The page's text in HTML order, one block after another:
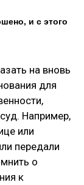
и с этого
на вновь
для
Например,
или
передали
о
к